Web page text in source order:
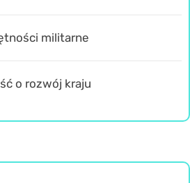
militarne
o rozwój kraju